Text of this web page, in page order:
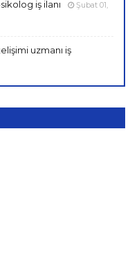
iş ilanı
Şubat 01,
uzmanı iş